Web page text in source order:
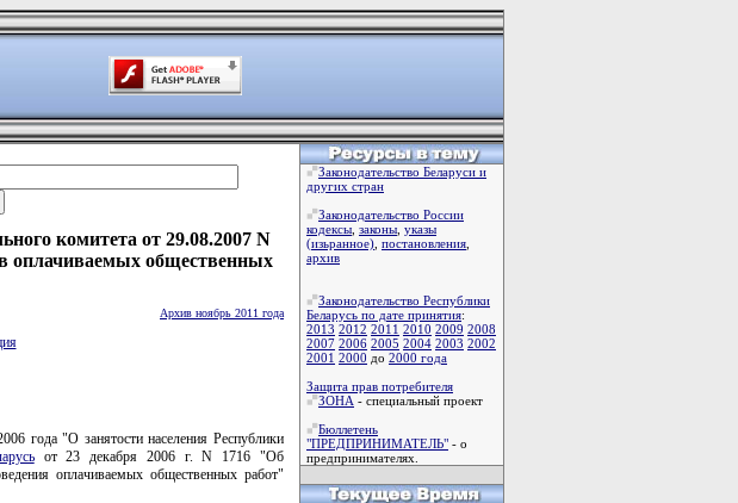
комитета от 29.08.2007 N
оплачиваемых общественных
Архив ноябрь 2011 года
года "О занятости населения Республики
от 23 декабря 2006 г. N 1716 "Об
оплачиваемых общественных работ"
Законодательство Беларуси и
других стран
Законодательство России
кодексы законы указы
(изьранное) постановления
архив
Законодательство Республики
Беларусь по дате принятия:
2013 2012 2011 2010 2009 2008
2007 2006 2005 2004 2003 2002
2001 2000 до 2000 года
Защита прав потребителя
ЗОНА - специальный проект
Бюллетень
"ПРЕДПРИНИМАТЕЛЬ" - о
предпринимателях.